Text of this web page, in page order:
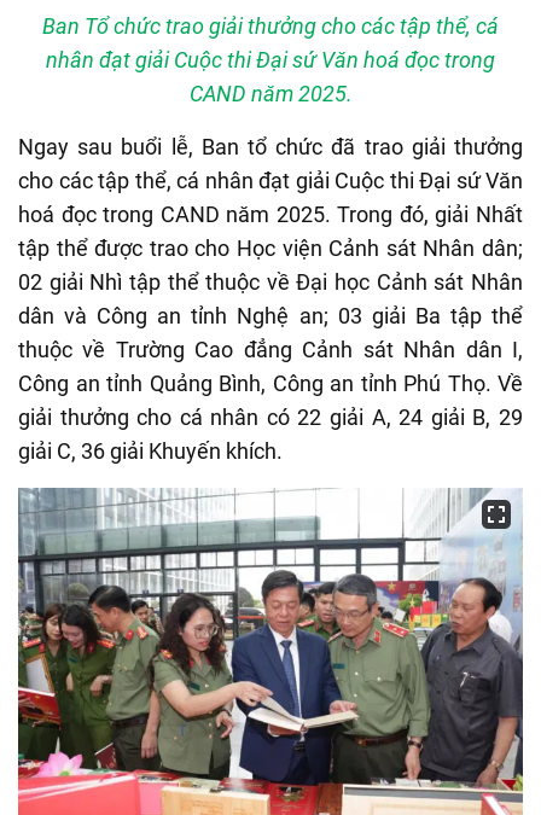
Ban Tổ chức trao giải thưởng cho các tập thể, cá
nhân đạt giải Cuộc thi Đại sứ Văn hoá đọc trong
CAND năm 2025.
Ngay sau buổi lễ, Ban tổ chức đã trao giải thưởng
cho các tập thể, cá nhân đạt giải Cuộc thi Đại sứ Văn
hoá đọc trong CAND năm 2025. Trong đó, giải Nhất
tập thể được trao cho Học viện Cảnh sát Nhân dân;
02 giải Nhì tập thể thuộc về Đại học Cảnh sát Nhân
dân và Công an tỉnh Nghệ an; 03 giải Ba tập thể
thuộc về Trường Cao đẳng Cảnh sát Nhân dân I,
Công an tỉnh Quảng Bình, Công an tỉnh Phú Thọ. Về
giải thưởng cho cá nhân có 22 giải A, 24 giải B, 29
giải C, 36 giải Khuyến khích.